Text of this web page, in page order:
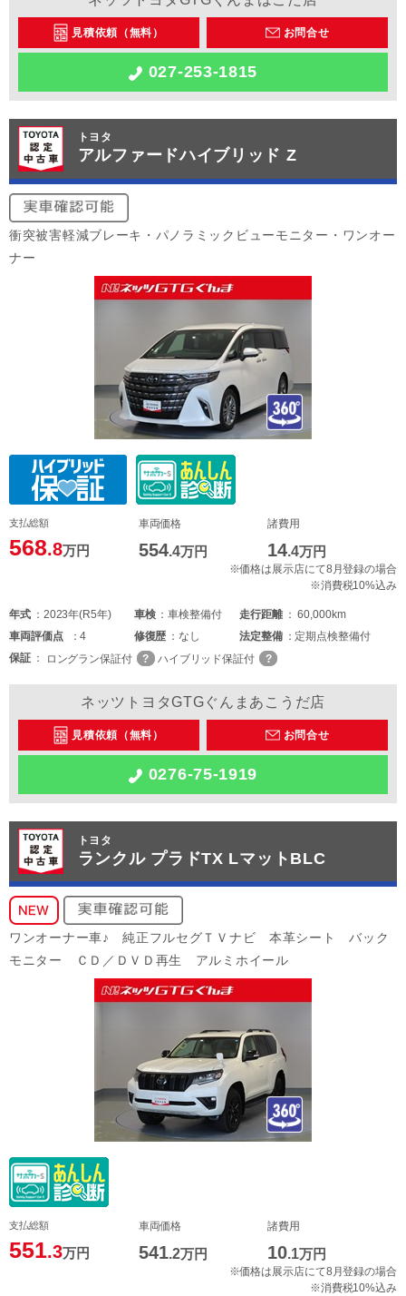
見積依頼（無料） お問合せ
027-253-1815
トヨタ
アルファードハイブリッド Z
衝突被害軽減ブレーキ・パノラミックビューモニター・ワンオー
ナー
支払総額
568.8万円
車両価格
554.4万円
諸費用
14.4万円
※価格は展示店にて8月登録の場合
※消費税10%込み
年式 2023年(R5年) 車検 車検整備付 走行距離
60,000km
車両評価点 4 修復歴 なし 法定整備
定期点検整備付
保証
ロングラン保証付 ハイブリッド保証付
ネッツトヨタGTGぐんまあこうだ店
見積依頼（無料） お問合せ
0276-75-1919
トヨタ
ランクル プラドTX LマットBLC
ワンオーナー車♪ 純正フルセグＴＶナビ 本革シート バック
モニター ＣＤ／ＤＶＤ再生 アルミホイール
支払総額
551.3万円
車両価格
541.2万円
諸費用
10.1万円
※価格は展示店にて8月登録の場合
※消費税10%込み